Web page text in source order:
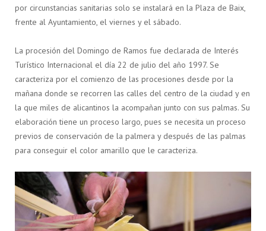
por circunstancias sanitarias solo se instalará en la Plaza de Baix,
frente al Ayuntamiento, el viernes y el sábado.
La procesión del Domingo de Ramos fue declarada de Interés
Turístico Internacional el día 22 de julio del año 1997. Se
caracteriza por el comienzo de las procesiones desde por la
mañana donde se recorren las calles del centro de la ciudad y en
la que miles de alicantinos la acompañan junto con sus palmas. Su
elaboración tiene un proceso largo, pues se necesita un proceso
previos de conservación de la palmera y después de las palmas
para conseguir el color amarillo que le caracteriza.